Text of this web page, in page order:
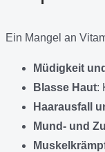
Ein Mangel an
Müdigkeit
Blasse Haut:
Haarausfall
Mund- und